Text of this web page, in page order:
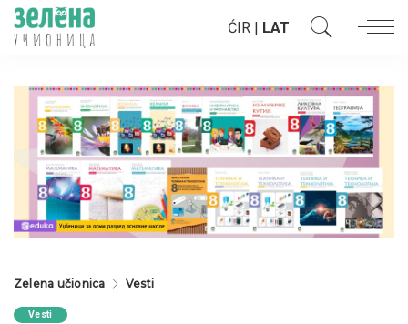
ĆIR | LAT
Zelena učionica Vesti
Vesti